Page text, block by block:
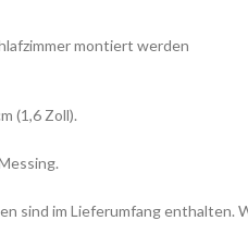
montiert werden
(1,6 Zoll).
sind im Lieferumfang